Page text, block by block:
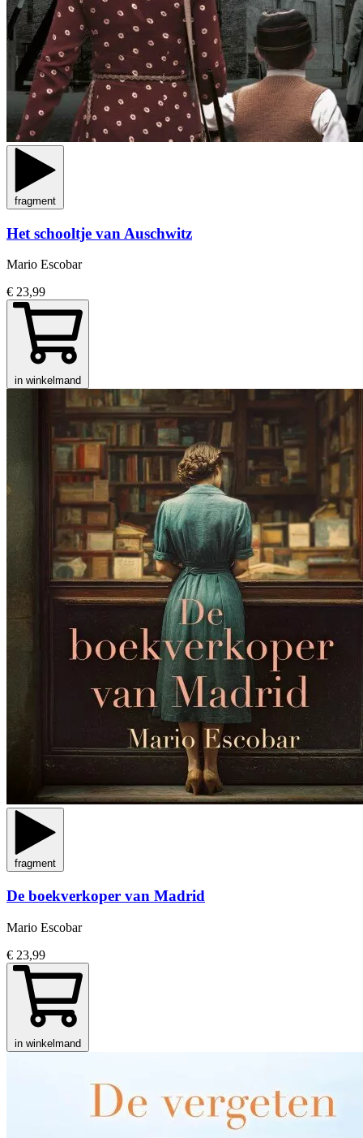
fragment
Het schooltje van Auschwitz
Mario Escobar
€ 23,99
in winkelmand
fragment
De boekverkoper van Madrid
Mario Escobar
€ 23,99
in winkelmand